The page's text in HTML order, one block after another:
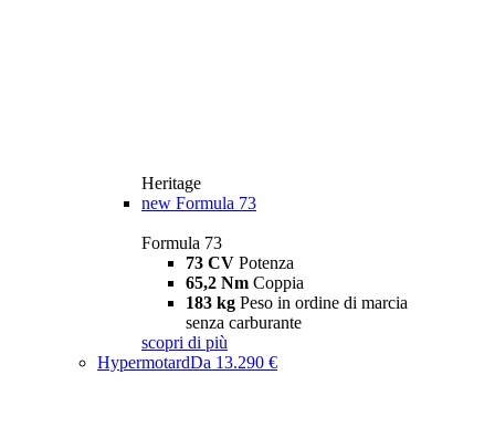
Heritage
new Formula 73
Formula 73
73 CV Potenza
65,2 Nm Coppia
183 kg Peso in ordine di marcia
senza carburante
scopri di più
HypermotardDa 13.290 €